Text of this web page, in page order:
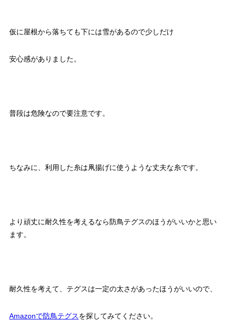
仮に屋根から落ちても下には雪があるので少しだけ
安心感がありました。
普段は危険なので要注意です。
ちなみに、利用した糸は凧揚げに使うような丈夫な糸です。
より頑丈に耐久性を考えるなら防鳥テグスのほうがいいかと思い
ます。
耐久性を考えて、テグスは一定の太さがあったほうがいいので、
Amazonで防鳥テグスを探してみてください。